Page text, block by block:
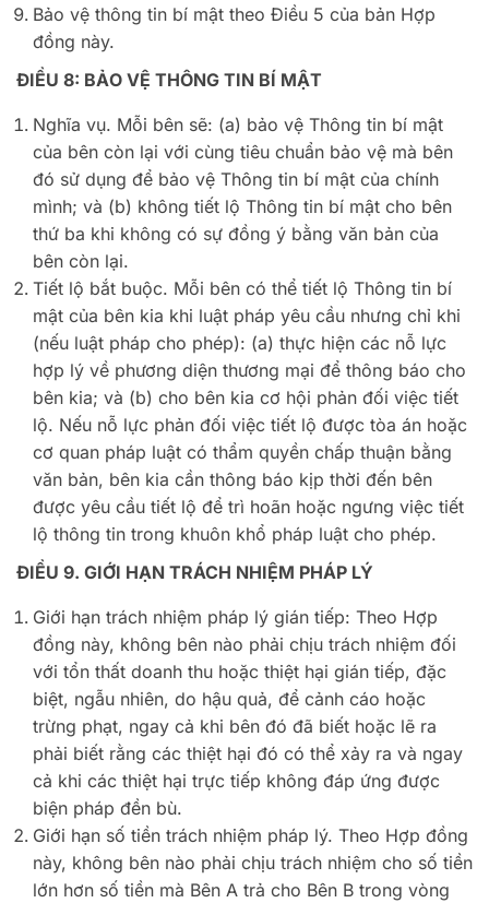
Bảo vệ thông tin bí mật theo Điều 5 của bản Hợp
đồng này.
ĐIỀU 8: BẢO VỆ THÔNG TIN BÍ MẬT
Nghĩa vụ. Mỗi bên sẽ: (a) bảo vệ Thông tin bí mật
của bên còn lại với cùng tiêu chuẩn bảo vệ mà bên
đó sử dụng để bảo vệ Thông tin bí mật của chính
mình; và (b) không tiết lộ Thông tin bí mật cho bên
thứ ba khi không có sự đồng ý bằng văn bản của
bên còn lại.
Tiết lộ bắt buộc. Mỗi bên có thể tiết lộ Thông tin bí
mật của bên kia khi luật pháp yêu cầu nhưng chỉ khi
(nếu luật pháp cho phép): (a) thực hiện các nỗ lực
hợp lý về phương diện thương mại để thông báo cho
bên kia; và (b) cho bên kia cơ hội phản đối việc tiết
lộ. Nếu nỗ lực phản đối việc tiết lộ được tòa án hoặc
cơ quan pháp luật có thẩm quyền chấp thuận bằng
văn bản, bên kia cần thông báo kịp thời đến bên
được yêu cầu tiết lộ để trì hoãn hoặc ngưng việc tiết
lộ thông tin trong khuôn khổ pháp luật cho phép.
ĐIỀU 9. GIỚI HẠN TRÁCH NHIỆM PHÁP LÝ
Giới hạn trách nhiệm pháp lý gián tiếp: Theo Hợp
đồng này, không bên nào phải chịu trách nhiệm đối
với tổn thất doanh thu hoặc thiệt hại gián tiếp, đặc
biệt, ngẫu nhiên, do hậu quả, để cảnh cáo hoặc
trừng phạt, ngay cả khi bên đó đã biết hoặc lẽ ra
phải biết rằng các thiệt hại đó có thể xảy ra và ngay
cả khi các thiệt hại trực tiếp không đáp ứng được
biện pháp đền bù.
Giới hạn số tiền trách nhiệm pháp lý. Theo Hợp đồng
này, không bên nào phải chịu trách nhiệm cho số tiền
lớn hơn số tiền mà Bên A trả cho Bên B trong vòng